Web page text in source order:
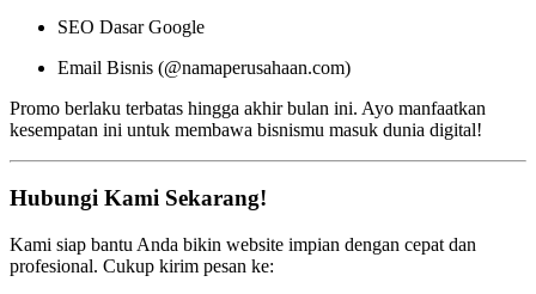
SEO Dasar Google
Email Bisnis (@namaperusahaan.com)
Promo berlaku terbatas hingga akhir bulan ini. Ayo manfaatkan
kesempatan ini untuk membawa bisnismu masuk dunia digital!
Hubungi Kami Sekarang!
Kami siap bantu Anda bikin website impian dengan cepat dan
profesional. Cukup kirim pesan ke: